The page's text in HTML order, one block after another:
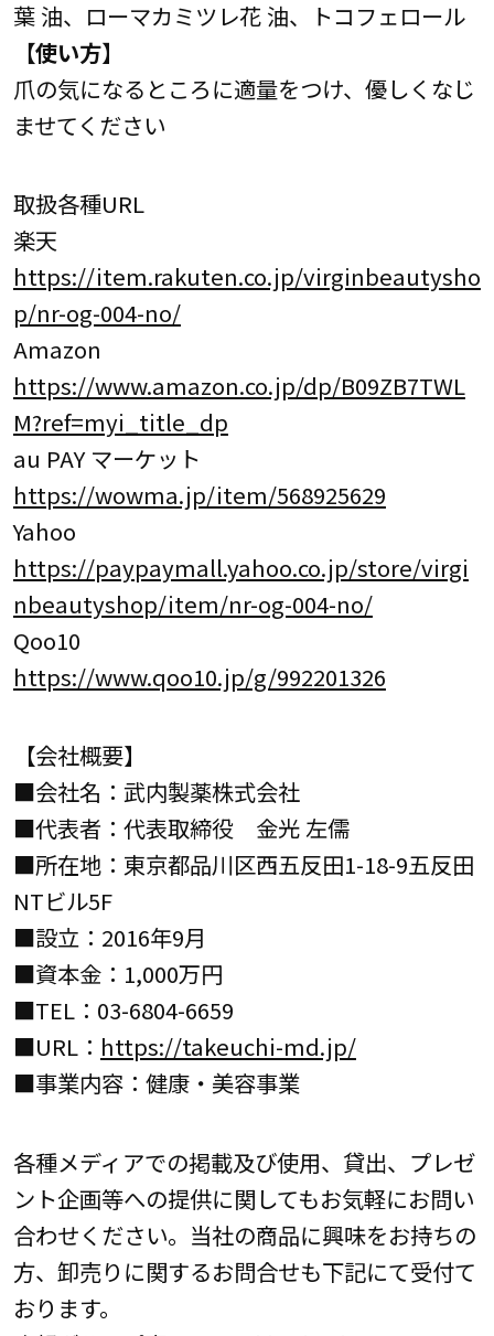
葉 油、ローマカミツレ花 油、トコフェロール
【使い方】
爪の気になるところに適量をつけ、優しくなじ
ませてください
取扱各種URL
楽天
https://item.rakuten.co.jp/virginbeautysho
p/nr-og-004-no/
Amazon
https://www.amazon.co.jp/dp/B09ZB7TWL
M?ref=myi_title_dp
au PAY マーケット
https://wowma.jp/item/568925629
Yahoo
https://paypaymall.yahoo.co.jp/store/virgi
nbeautyshop/item/nr-og-004-no/
Qoo10
https://www.qoo10.jp/g/992201326
【会社概要】
■会社名：武内製薬株式会社
■代表者：代表取締役 金光 左儒
■所在地：東京都品川区西五反田1-18-9五反田
NTビル5F
■設立：2016年9月
■資本金：1,000万円
■TEL：03-6804-6659
■URL： https://takeuchi-md.jp/
■事業内容：健康・美容事業
各種メディアでの掲載及び使用、貸出、プレゼ
ント企画等への提供に関してもお気軽にお問い
合わせください。当社の商品に興味をお持ちの
方、卸売りに関するお問合せも下記にて受付て
おります。